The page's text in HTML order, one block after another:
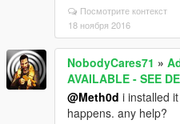
Посмотрите контекст
18 ноября 2016
NobodyCares71 »
AVAILABLE - SEE
@Meth0d i installed
happens. any help?